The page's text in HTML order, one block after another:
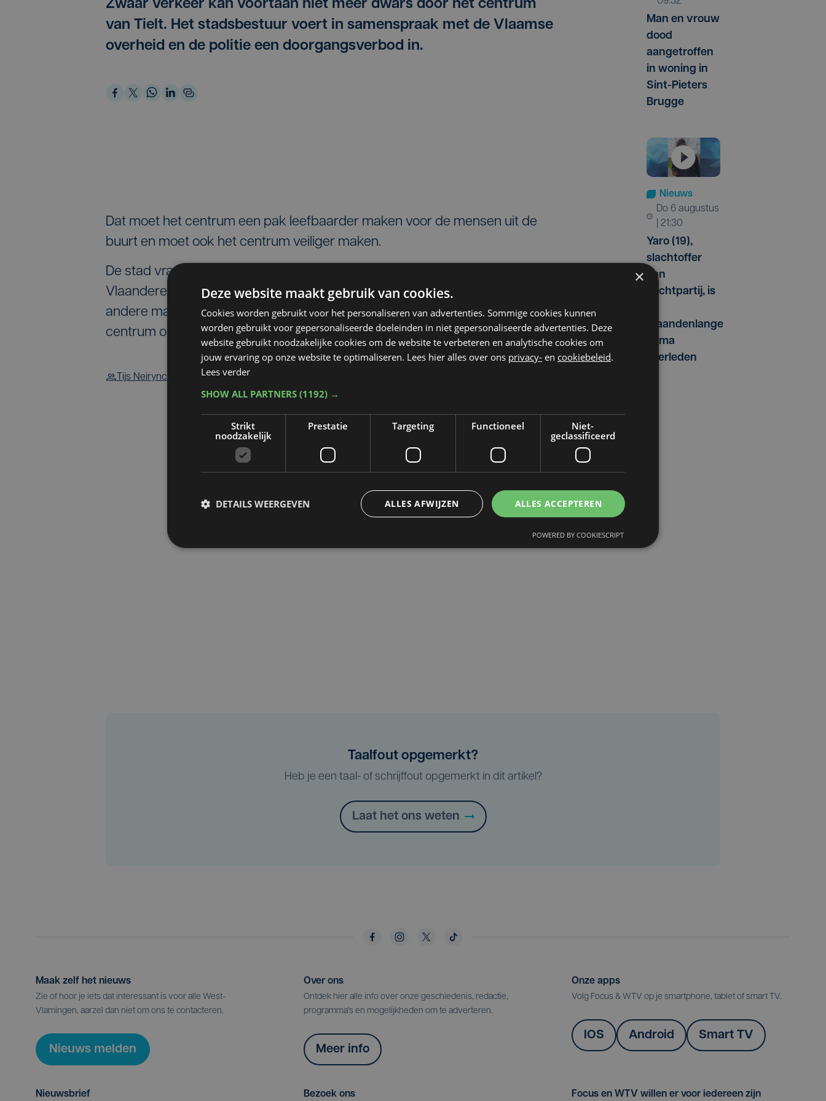
Zwaar verkeer kan voortaan niet meer dwars door het centrum
van Tielt. Het stadsbestuur voert in samenspraak met de Vlaamse
overheid en de politie een doorgangsverbod in.
Dat moet het centrum een pak leefbaarder maken voor de mensen uit de
buurt en moet ook het centrum veiliger maken.
De stad vraagt al jaren om de ring rond Tielt rond te maken, maar daar heeft
Vlaanderen niet meteen geld voor. Met het verbod komt de stad nu op een
andere manier tegemoet aan de vraag van buurtbewoners. Zij vinden het
centrum onveilig.
Tijs Neirynck
Man en vrouw
dood
aangetroffen
in woning in
Sint-Pieters
Brugge
Nieuws
do 6 augustus
| 21:30
Yaro (19),
slachtoffer
van
vechtpartij, is
maandenlange
coma
overleden
Taalfout opgemerkt?
Heb je een taal- of schrijffout opgemerkt in dit artikel?
Laat het ons weten
Maak zelf het nieuws
Zie of hoor je iets dat interessant is voor alle West-
Vlamingen, aarzel dan niet om ons te contacteren.
Nieuws melden
Over ons
Ontdek hier alle info over onze geschiedenis, redactie,
programma's en mogelijkheden om te adverteren.
Meer info
Onze apps
Volg Focus & WTV op je smartphone, tablet of smart TV.
IOS Android Smart TV
Nieuwsbrief Bezoek ons Focus en WTV willen er voor iedereen zijn
×
Deze website maakt gebruik van cookies.
Cookies worden gebruikt voor het personaliseren van advertenties. Sommige cookies kunnen
worden gebruikt voor gepersonaliseerde doeleinden in niet gepersonaliseerde advertenties. Deze
website gebruikt noodzakelijke cookies om de website te verbeteren en analytische cookies om
jouw ervaring op onze website te optimaliseren. Lees hier alles over ons privacy- en cookiebeleid.
Lees verder
SHOW ALL PARTNERS (1192) →
Strikt
noodzakelijk
Prestatie Targeting Functioneel
Niet-
geclassificeerd
ALLES ACCEPTEREN
ALLES AFWIJZEN
DETAILS WEERGEVEN
POWERED BY COOKIESCRIPT